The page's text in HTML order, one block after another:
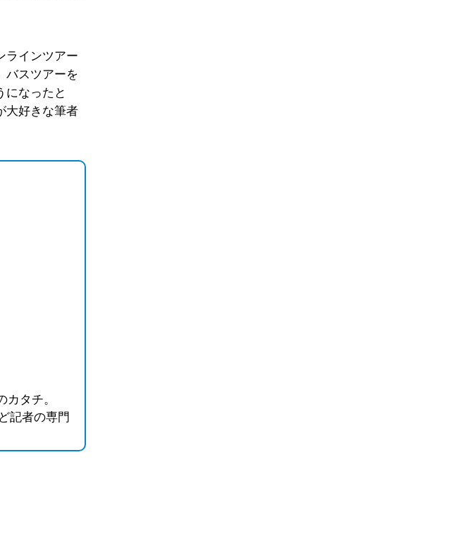
ラインツアー
バスツアーを
になったと
大好きな筆者
タチ。
記者の専門